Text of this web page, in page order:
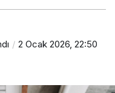
2 Ocak 2026, 22:50